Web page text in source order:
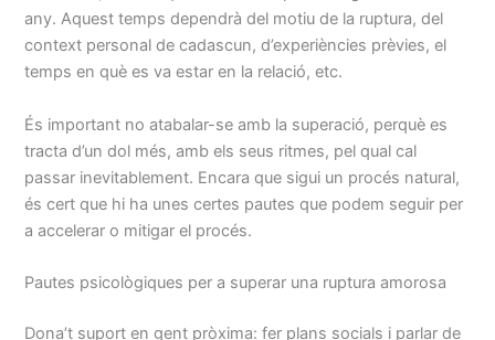
any. Aquest temps dependrà del motiu de la ruptura, del
context personal de cadascun, d’experiències prèvies, el
temps en què es va estar en la relació, etc.
És important no atabalar-se amb la superació, perquè es
tracta d’un dol més, amb els seus ritmes, pel qual cal
passar inevitablement. Encara que sigui un procés natural,
és cert que hi ha unes certes pautes que podem seguir per
a accelerar o mitigar el procés.
Pautes psicològiques per a superar una ruptura amorosa
Dona’t suport en gent pròxima: fer plans socials i parlar de